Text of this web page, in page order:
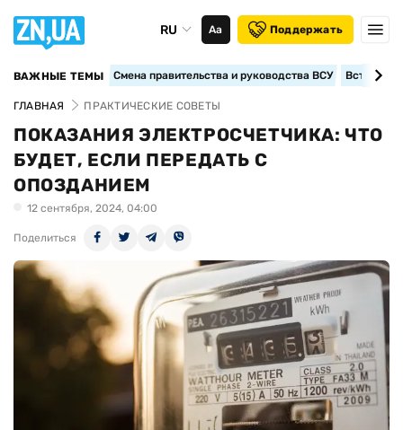
RU Аа Поддержать
ВАЖНЫЕ ТЕМЫ Смена правительства и руководства ВСУ
ГЛАВНАЯ ПРАКТИЧЕСКИЕ СОВЕТЫ
ПОКАЗАНИЯ ЭЛЕКТРОСЧЕТЧИКА: ЧТО
БУДЕТ, ЕСЛИ ПЕРЕДАТЬ С
ОПОЗДАНИЕМ
12 сентября, 2024, 04:00
Поделиться